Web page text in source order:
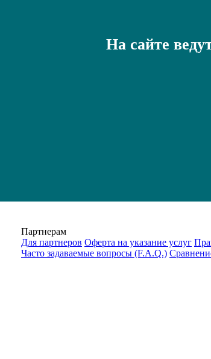
На сайте
Партнерам
Для партнеров Оферта на указание услуг
Часто задаваемые вопросы (F.A.Q.)